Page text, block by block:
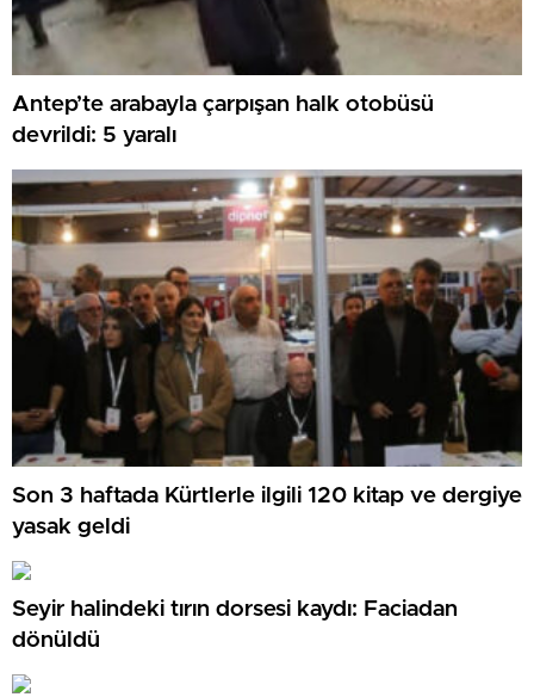
Antep’te arabayla çarpışan halk otobüsü
devrildi: 5 yaralı
Son 3 haftada Kürtlerle ilgili 120 kitap ve dergiye
yasak geldi
Seyir halindeki tırın dorsesi kaydı: Faciadan
dönüldü